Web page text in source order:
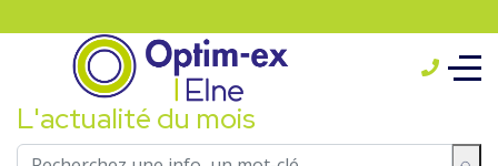
L'actualité du mois